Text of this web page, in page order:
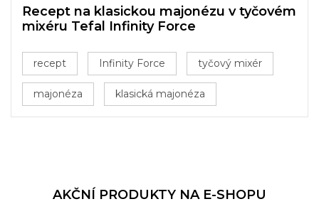
Recept na klasickou majonézu v tyčovém
mixéru Tefal Infinity Force
recept Infinity Force tyčový mixér
majonéza klasická majonéza
AKČNÍ PRODUKTY NA E-SHOPU